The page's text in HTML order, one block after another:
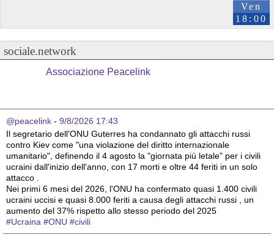
Ven
18:00
sociale.network
Associazione Peacelink
@peacelink - 9/8/2026 17:43
Il segretario dell'ONU Guterres ha condannato gli attacchi russi
contro Kiev come "una violazione del diritto internazionale
umanitario", definendo il 4 agosto la "giornata più letale" per i civili
ucraini dall'inizio dell'anno, con 17 morti e oltre 44 feriti in un solo
attacco .
Nei primi 6 mesi del 2026, l'ONU ha confermato quasi 1.400 civili
ucraini uccisi e quasi 8.000 feriti a causa degli attacchi russi , un
aumento del 37% rispetto allo stesso periodo del 2025
#Ucraina #ONU #civili